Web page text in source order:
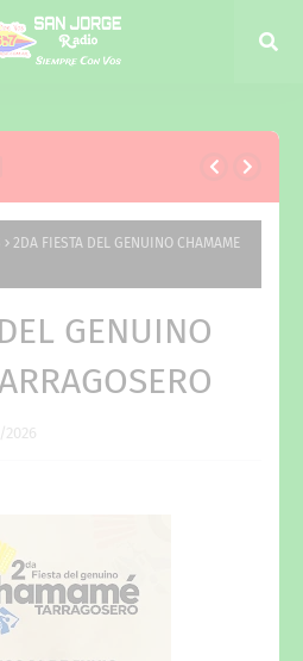
2DA FIESTA DEL GENUINO CHAMAME
GENUINO